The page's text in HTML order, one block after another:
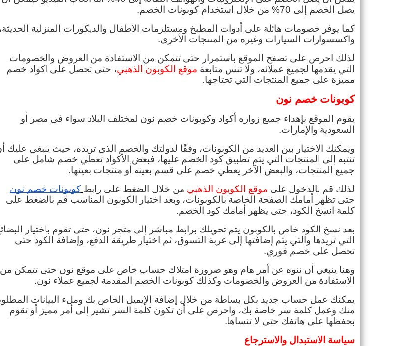
يصل الخصم إلى 70% من خلال استخدام كوبونات الخصم.
واكسسوارات السيارات وغيره من المنتجات الأخرى.
التي يقدمها لجميع عملائه، ولا تنس متابعة موقع الكوبون الذهبي
مميزة على جميع المنتجات التي تحتاجها.
كوبونات خصم نون
السعودية والإمارات.
جميع المنتجات، والبعض الآخر يعطي خصم على قسم بعينه أو منتجات بعينها.
لذلك قم بالدخول على موقع الكوبون الذهبي من خلال الضغط على رابط كوبونات خصم نون
كلمة انسخ الكود، حتى يظهر أمامك كود الخصم.
تحصل على خصم فوري.
الاستفادة من العروض والخصومات وكذلك كوبونات الخصم المقدمة لجميع عملاء نون.
بحفظها على هاتفك حتى لا تنساها.
سياسة الاستبدال والاسترجاع